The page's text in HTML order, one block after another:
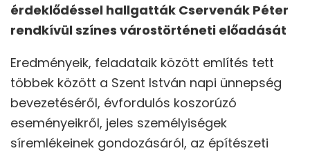
érdeklődéssel hallgatták Cservenák Péter
rendkívül színes várostörténeti előadását
Eredményeik, feladataik között említés tett
többek között a Szent István napi ünnepség
bevezetéséről, évfordulós koszorúzó
eseményeikről, jeles személyiségek
síremlékeinek gondozásáról, az építészeti